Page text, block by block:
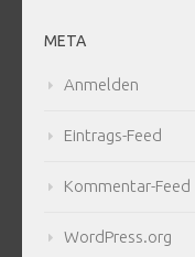
META
Anmelden
Eintrags-Feed
Kommentar-Feed
WordPress.org